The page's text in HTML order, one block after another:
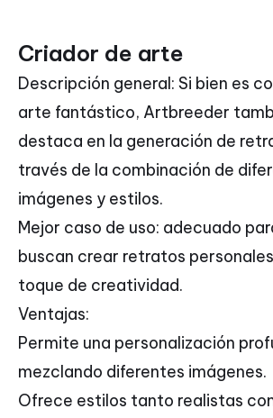
Criador de arte
Descripción general: Si bien es
arte fantástico, Artbreeder
destaca en la generación de
través de la combinación de
imágenes y estilos.
Mejor caso de uso: adecuado
buscan crear retratos
toque de creatividad.
Ventajas:
Permite una personalización
mezclando diferentes imágenes.
Ofrece estilos tanto realistas